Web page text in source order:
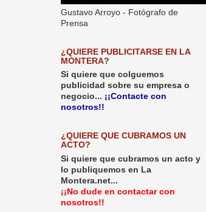
Gustavo Arroyo - Fotógrafo de
Prensa
¿QUIERE PUBLICITARSE EN LA
MONTERA?
Si quiere que colguemos
publicidad sobre su empresa o
negocio... ¡¡Contacte con
nosotros!!
¿QUIERE QUE CUBRAMOS UN
ACTO?
Si quiere que cubramos un acto y
lo publiquemos en La
Montera.net...
¡¡No dude en contactar con
nosotros!!